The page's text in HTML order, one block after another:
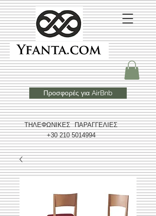
ΤΗΛΕΦΩΝΙΚΕΣ ΠΑΡΑΓΓΕΛΙΕΣ
+30 210 5014994
Προσφορές για AirBnb